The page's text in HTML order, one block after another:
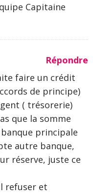
Capitaine
Répondre
faire un crédit
de principe)
( trésorerie)
que la somme
principale
autre banque,
réserve, juste ce
refuser et